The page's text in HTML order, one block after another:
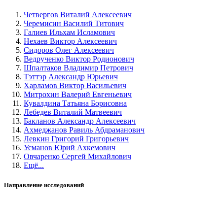
Четвергов Виталий Алексеевич
Черемисин Василий Титович
Галиев Ильхам Исламович
Нехаев Виктор Алексеевич
Сидоров Олег Алексеевич
Ведрученко Виктор Родионович
Шпалтаков Владимир Петрович
Тэттэр Александр Юрьевич
Харламов Виктор Васильевич
Митрохин Валерий Евгеньевич
Кувалдина Татьяна Борисовна
Лебедев Виталий Матвеевич
Бакланов Александр Алексеевич
Ахмеджанов Равиль Абдраманович
Левкин Григорий Григорьевич
Усманов Юрий Ахкемович
Овчаренко Сергей Михайлович
Ещё...
Направление исследований